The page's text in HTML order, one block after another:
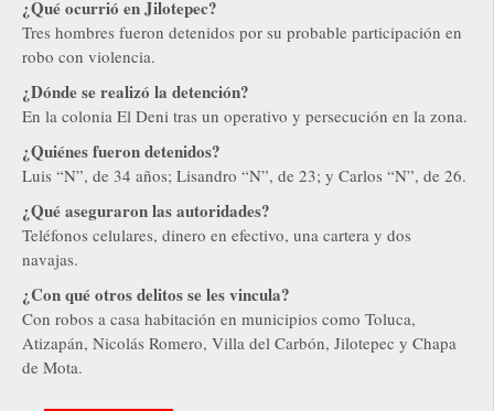
¿Qué ocurrió en Jilotepec?
Tres hombres fueron detenidos por su probable participación en
robo con violencia.
¿Dónde se realizó la detención?
En la colonia El Deni tras un operativo y persecución en la zona.
¿Quiénes fueron detenidos?
Luis “N”, de 34 años; Lisandro “N”, de 23; y Carlos “N”, de 26.
¿Qué aseguraron las autoridades?
Teléfonos celulares, dinero en efectivo, una cartera y dos
navajas.
¿Con qué otros delitos se les vincula?
Con robos a casa habitación en municipios como Toluca,
Atizapán, Nicolás Romero, Villa del Carbón, Jilotepec y Chapa
de Mota.